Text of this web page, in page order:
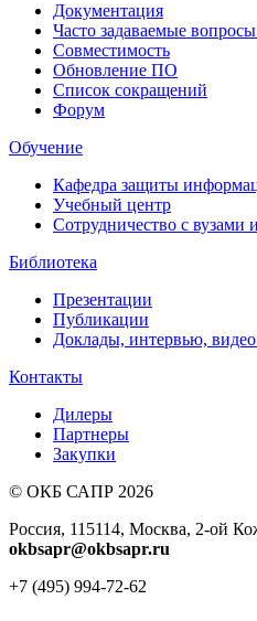
Документация
Часто задаваемые
Совместимость
Обновление ПО
Список сокращений
Форум
Обучение
Кафедра защиты
Учебный центр
Сотрудничество с
Библиотека
Презентации
Публикации
Доклады, интервью,
Контакты
Дилеры
Партнеры
Закупки
© ОКБ САПР 2026
Россия, 115114, Москва, 2-ой
okbsapr@okbsapr.ru
+7 (495) 994-72-62